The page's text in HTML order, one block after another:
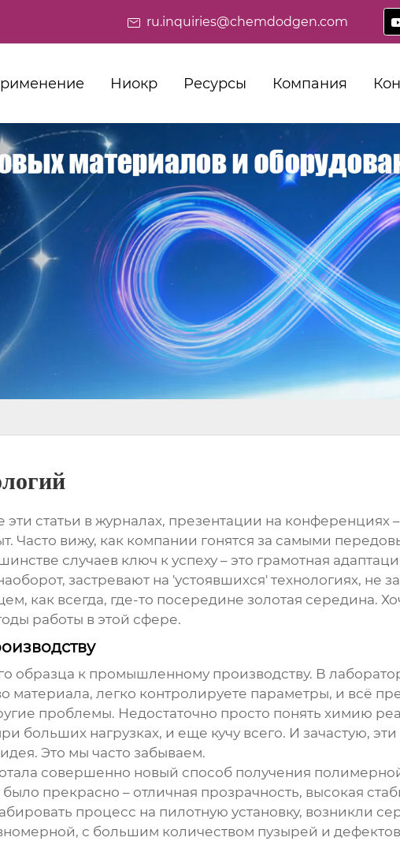
ru.inquiries@chemdodgen.com
Ниокр Ресурсы Компания
эти статьи в журналах, презентации на конференциях
Часто вижу, как компании гонятся за самыми
случаев ключ к успеху – это грамотная
застревают на 'устоявшихся' технологиях, не
как всегда, где-то посередине золотая середина.
работы в этой сфере.
образца к промышленному производству. В
легко контролируете параметры, и всё
проблемы. Недостаточно просто понять химию
больших нагрузках, и еще кучу всего. И зачастую,
Это мы часто забываем.
совершенно новый способ получения
прекрасно – отличная прозрачность, высокая
процесс на пилотную установку, возникли
с большим количеством пузырей и